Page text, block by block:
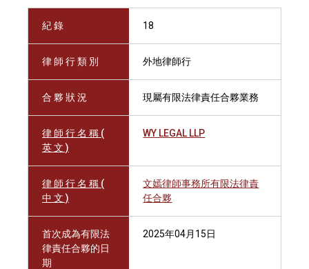
紀 錄 18
律 師 行 類 別 外地律師行
合 夥 狀 況 現屬有限法律責任合夥業務
律 師 行 名 稱 (
英 文 )
WY LEGAL LLP
律 師 行 名 稱 (
中 文 )
文嫣律師事務所有限法律責
任合夥
首次成為有限法
律責任合夥的日
期
2025年04月15日